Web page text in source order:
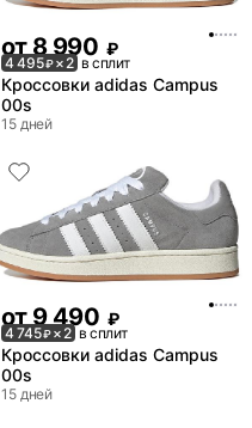
от8 990 ₽
4 495₽× 2 в сплит
Кроссовки adidas Campus
00s
15 дней
от9 490 ₽
4 745₽× 2 в сплит
Кроссовки adidas Campus
00s
15 дней